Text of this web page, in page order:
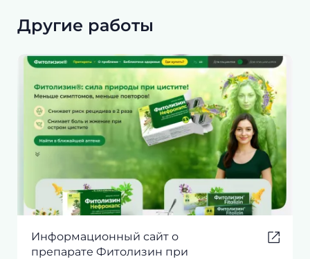
Другие работы
Информационный сайт о
препарате Фитолизин при